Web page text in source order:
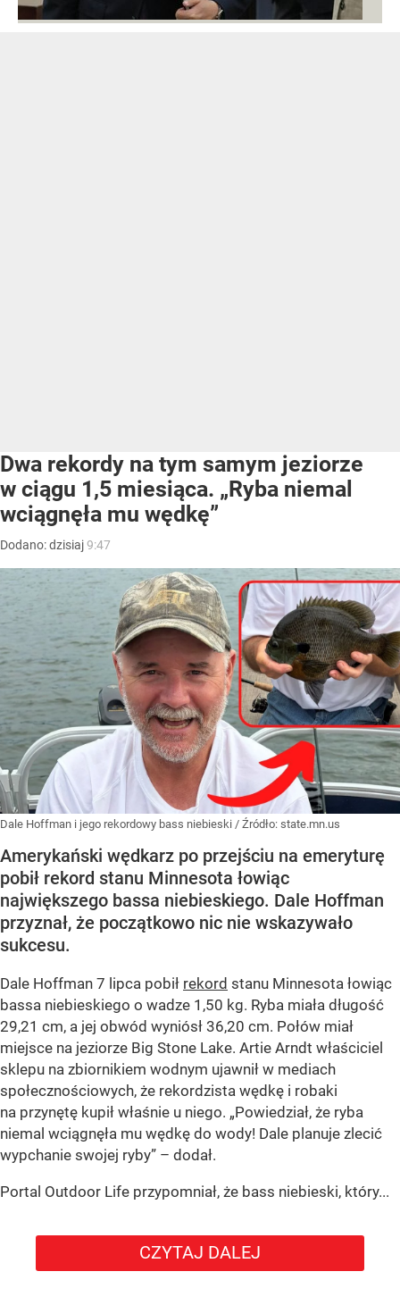
Dwa rekordy na tym samym jeziorze
w ciągu 1,5 miesiąca. „Ryba niemal
wciągnęła mu wędkę”
Dodano:dzisiaj9:47
Dale Hoffman i jego rekordowy bass niebieski / Źródło: state.mn.us
Amerykański wędkarz po przejściu na emeryturę
pobił rekord stanu Minnesota łowiąc
największego bassa niebieskiego. Dale Hoffman
przyznał, że początkowo nic nie wskazywało
sukcesu.
Dale Hoffman 7 lipca pobił rekord stanu Minnesota łowiąc
bassa niebieskiego o wadze 1,50 kg. Ryba miała długość
29,21 cm, a jej obwód wyniósł 36,20 cm. Połów miał
miejsce na jeziorze Big Stone Lake. Artie Arndt właściciel
sklepu na zbiornikiem wodnym ujawnił w mediach
społecznościowych, że rekordzista wędkę i robaki
na przynętę kupił właśnie u niego. „Powiedział, że ryba
niemal wciągnęła mu wędkę do wody! Dale planuje zlecić
wypchanie swojej ryby” – dodał.
Portal Outdoor Life przypomniał, że bass niebieski, który...
CZYTAJ DALEJ